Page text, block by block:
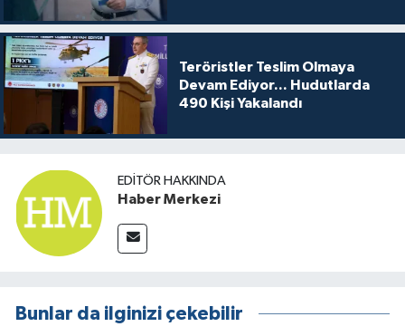
Teröristler Teslim Olmaya
Devam Ediyor... Hudutlarda
490 Kişi Yakalandı
EDITÖR HAKKINDA
Haber Merkezi
Bunlar da ilginizi çekebilir